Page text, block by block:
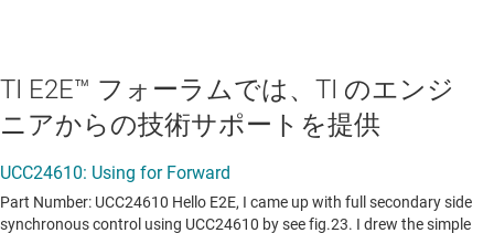
TI E2E™ フォーラムでは、TI のエンジ
ニアからの技術サポートを提供